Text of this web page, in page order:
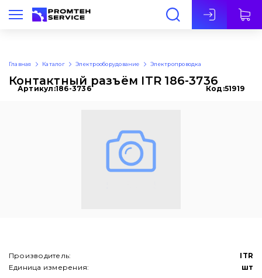
Рус
Главная Каталог Электрооборудование Электропроводка
Контактный разъём ITR 186-3736
Артикул:186-3736 Код:51919
Производитель:
ITR
Единица измерения:
шт